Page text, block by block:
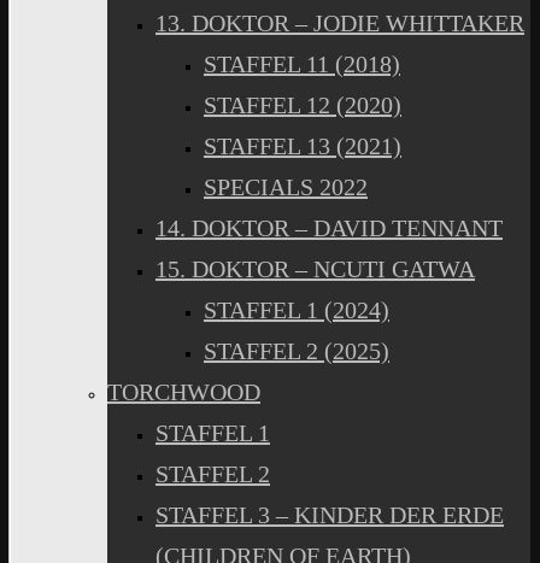
13. DOKTOR – JODIE WHITTAKER
STAFFEL 11 (2018)
STAFFEL 12 (2020)
STAFFEL 13 (2021)
SPECIALS 2022
14. DOKTOR – DAVID TENNANT
15. DOKTOR – NCUTI GATWA
STAFFEL 1 (2024)
STAFFEL 2 (2025)
TORCHWOOD
STAFFEL 1
STAFFEL 2
STAFFEL 3 – KINDER DER ERDE
(CHILDREN OF EARTH)